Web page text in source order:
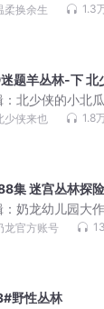
柔换余生 1.3
题羊丛林-下 北
：北少侠的小北
象力
少侠来也 1.8
集 迷宫丛林探
：奶龙幼儿园大
龙官方账号
野性丛林